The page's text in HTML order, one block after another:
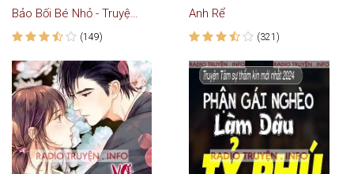
Bảo Bối Bé Nhỏ - Truyện Ngôn Tình
(149)
Anh Rể
(321)